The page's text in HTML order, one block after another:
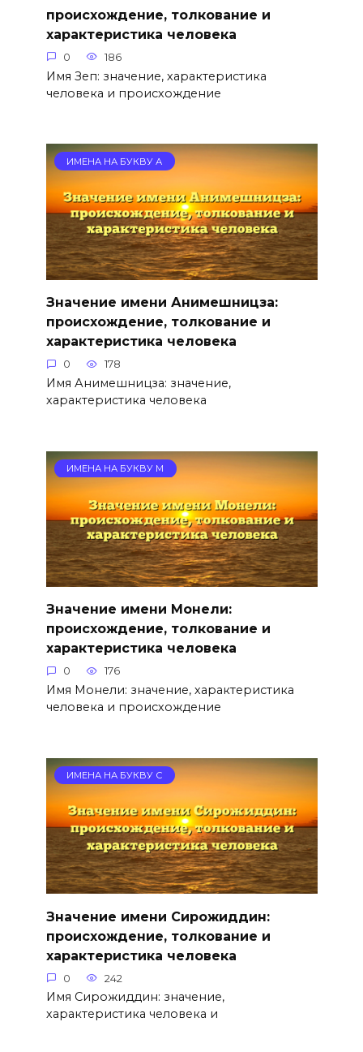
происхождение, толкование и
характеристика человека
0 186
Имя Зеп: значение, характеристика
человека и происхождение
ИМЕНА НА БУКВУ А
Значение имени Анимешницза:
происхождение, толкование и
характеристика человека
0 178
Имя Анимешницза: значение,
характеристика человека
ИМЕНА НА БУКВУ М
Значение имени Монели:
происхождение, толкование и
характеристика человека
0 176
Имя Монели: значение, характеристика
человека и происхождение
ИМЕНА НА БУКВУ С
Значение имени Сирожиддин:
происхождение, толкование и
характеристика человека
0 242
Имя Сирожиддин: значение,
характеристика человека и